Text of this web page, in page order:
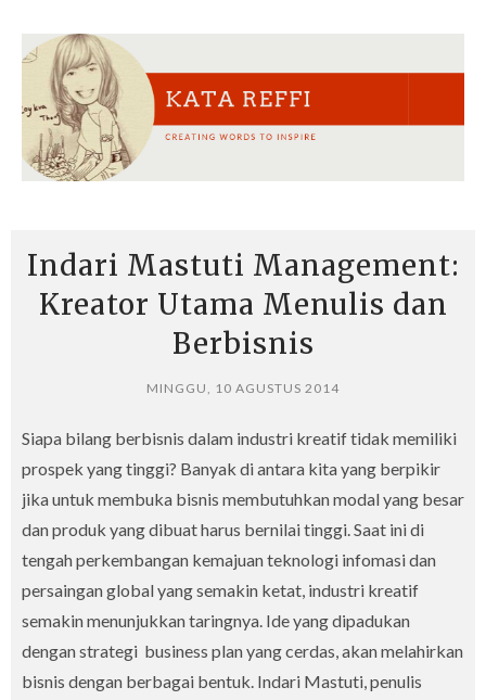
Indari Mastuti Management:
Kreator Utama Menulis dan
Berbisnis
MINGGU, 10 AGUSTUS 2014
Siapa bilang berbisnis dalam industri kreatif tidak memiliki
prospek yang tinggi? Banyak di antara kita yang berpikir
jika untuk membuka bisnis membutuhkan modal yang besar
dan produk yang dibuat harus bernilai tinggi. Saat ini di
tengah perkembangan kemajuan teknologi infomasi dan
persaingan global yang semakin ketat, industri kreatif
semakin menunjukkan taringnya. Ide yang dipadukan
dengan strategi business plan yang cerdas, akan melahirkan
bisnis dengan berbagai bentuk. Indari Mastuti, penulis